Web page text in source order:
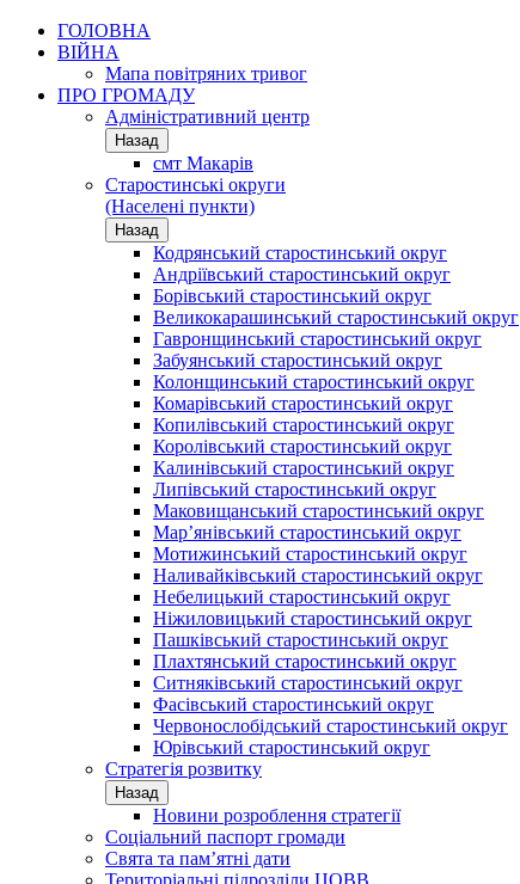
ГОЛОВНА
ВІЙНА
Мапа повітряних тривог
ПРО ГРОМАДУ
Aдміністративний центр
Назад
смт Макарів
Старостинські округи
(Населені пункти)
Назад
Кодрянський старостинський округ
Андріївський старостинський округ
Борівський старостинський округ
Великокарашинський старостинський округ
Гавронщинський старостинський округ
Забуянський старостинський округ
Колонщинський старостинський округ
Комарівський старостинський округ
Копилівський старостинський округ
Королівський старостинський округ
Калинівський старостинський округ
Липівський старостинський округ
Маковищанський старостинський округ
Мар’янівський старостинський округ
Мотижинський старостинський округ
Наливайківський старостинський округ
Небелицький старостинський округ
Ніжиловицький старостинський округ
Пашківський старостинський округ
Плахтянський старостинський округ
Ситняківський старостинський округ
Фасівський старостинський округ
Червонослобідський старостинський округ
Юрівський старостинський округ
Стратегія розвитку
Назад
Новини розроблення стратегії
Соціальний паспорт громади
Свята та пам’ятні дати
Територіальні підрозділи ЦОВВ